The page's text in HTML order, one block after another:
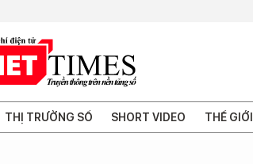
THỊ TRƯỜNG SỐ SHORT VIDEO THẾ GIỚI